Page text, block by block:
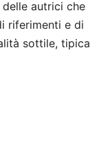
delle autrici che
riferimenti e di
sottile, tipica